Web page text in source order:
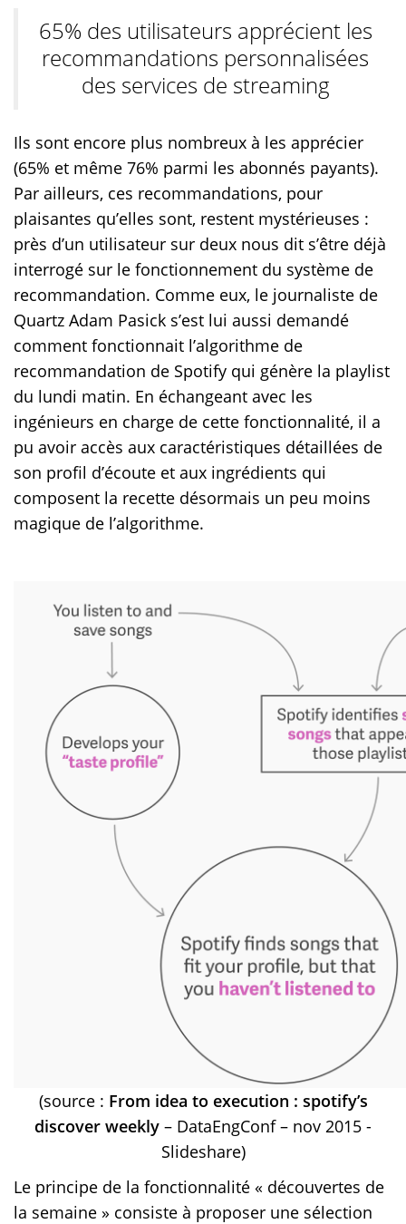
65% des utilisateurs apprécient les
recommandations personnalisées
des services de streaming
Ils sont encore plus nombreux à les apprécier
(65% et même 76% parmi les abonnés payants).
Par ailleurs, ces recommandations, pour
plaisantes qu’elles sont, restent mystérieuses :
près d’un utilisateur sur deux nous dit s’être déjà
interrogé sur le fonctionnement du système de
recommandation. Comme eux, le journaliste de
Quartz Adam Pasick s’est lui aussi demandé
comment fonctionnait l’algorithme de
recommandation de Spotify qui génère la playlist
du lundi matin. En échangeant avec les
ingénieurs en charge de cette fonctionnalité, il a
pu avoir accès aux caractéristiques détaillées de
son profil d’écoute et aux ingrédients qui
composent la recette désormais un peu moins
magique de l’algorithme.
(source : From idea to execution : spotify’s
discover weekly – DataEngConf – nov 2015 -
Slideshare)
Le principe de la fonctionnalité « découvertes de
la semaine » consiste à proposer une sélection